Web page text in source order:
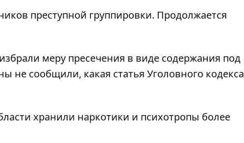
преступной группировки. Продолжается
меру пресечения в виде содержания под
не сообщили, какая статья Уголовного кодекса
хранили наркотики и психотропы более